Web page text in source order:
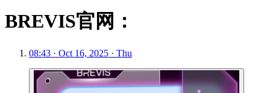
BREVIS官网：
08:43 · Oct 16, 2025 · Thu